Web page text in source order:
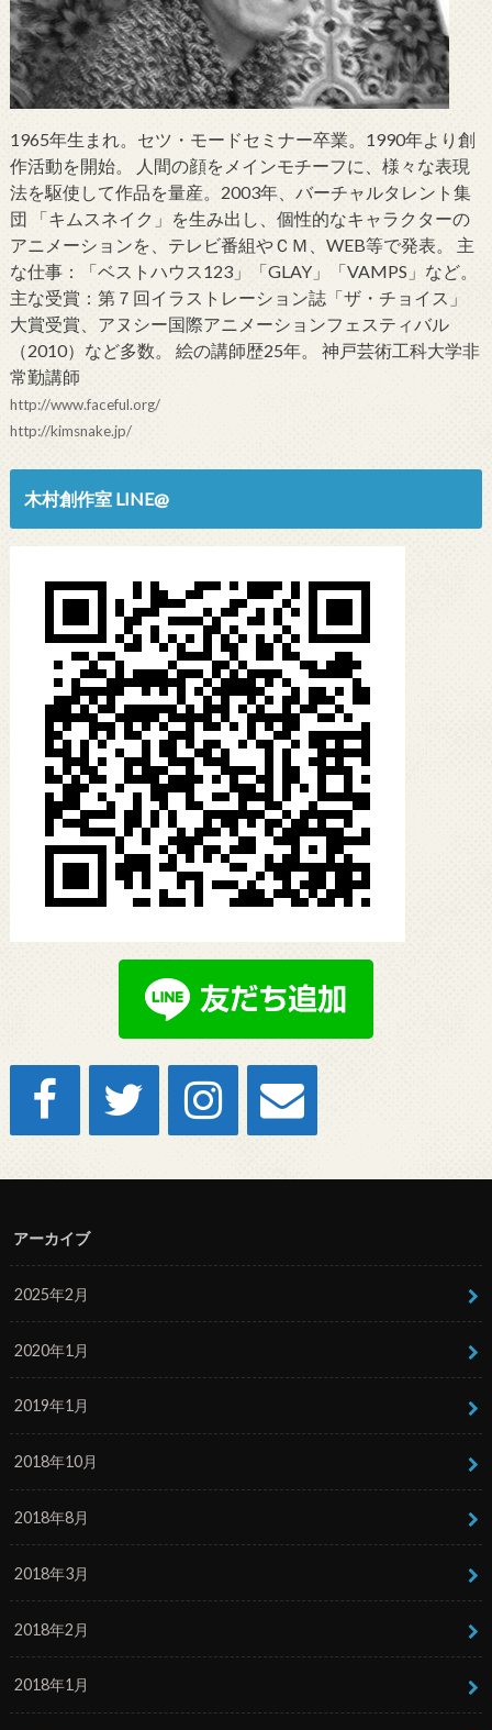
1965年生まれ。セツ・モードセミナー卒業。1990年より創
作活動を開始。 人間の顔をメインモチーフに、様々な表現
法を駆使して作品を量産。2003年、バーチャルタレント集
団 「キムスネイク」を生み出し、個性的なキャラクターの
アニメーションを、テレビ番組やＣＭ、WEB等で発表。 主
な仕事：「ベストハウス123」「GLAY」「VAMPS」など。
主な受賞：第７回イラストレーション誌「ザ・チョイス」
大賞受賞、アヌシー国際アニメーションフェスティバル
（2010）など多数。 絵の講師歴25年。 神戸芸術工科大学非
常勤講師
http://www.faceful.org/
http://kimsnake.jp/
木村創作室 LINE@
アーカイブ
2025年2月
2020年1月
2019年1月
2018年10月
2018年8月
2018年3月
2018年2月
2018年1月